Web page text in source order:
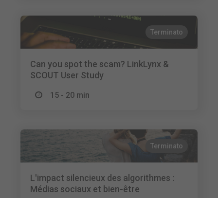
Terminato
Can you spot the scam? LinkLynx &
SCOUT User Study
15 - 20 min
Terminato
L'impact silencieux des algorithmes :
Médias sociaux et bien-être